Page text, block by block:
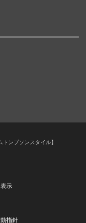
ンプソンスタイル】
示
指針